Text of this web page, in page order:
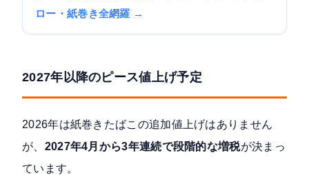
ロー・紙巻き全網羅 →
2027年以降のピース値上げ予定
2026年は紙巻きたばこの追加値上げはありません
が、 2027年4月から3年連続で段階的な増税が決まっ
ています。